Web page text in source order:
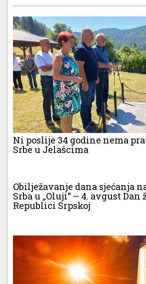
Ni poslije 34 godine nema
Srbe u Jelašcima
Obilježavanje dana sjećanja
Srba u „Oluji“ – 4. avgust Dan
Republici Srpskoj